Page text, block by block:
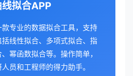
拟合APP
专业的数据拟合工具，支持
线性拟合、多项式拟合、指
幂函数拟合等。操作简单，
员和工程师的得力助手。